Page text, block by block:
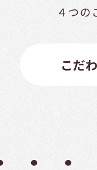
４つの
こだ